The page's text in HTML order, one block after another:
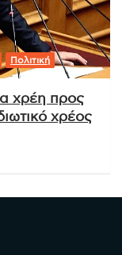
Πολιτική
χρέη προς
χρέος